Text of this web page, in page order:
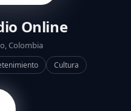
Online
Colombia
Cultura